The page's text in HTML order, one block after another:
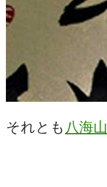
それとも 八海山